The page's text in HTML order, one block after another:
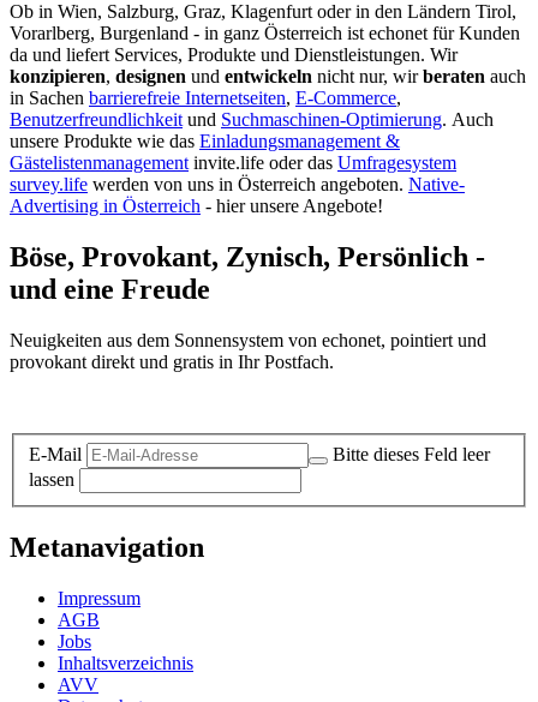
Ob in Wien, Salzburg, Graz, Klagenfurt oder in den Ländern Tirol,
Vorarlberg, Burgenland - in ganz Österreich ist echonet für Kunden
da und liefert Services, Produkte und Dienstleistungen. Wir
konzipieren, designen und entwickeln nicht nur, wirberaten auch
in Sachen barrierefreie Internetseiten, E-Commerce,
Benutzerfreundlichkeit und Suchmaschinen-Optimierung. Auch
unsere Produkte wie das Einladungsmanagement &
Gästelistenmanagement invite.life oder das Umfragesystem
survey.life werden von uns in Österreich angeboten. Native-
Advertising in Österreich - hier unsere Angebote!
Böse, Provokant, Zynisch, Persönlich -
und eine Freude
Neuigkeiten aus dem Sonnensystem von echonet, pointiert und
provokant direkt und gratis in Ihr Postfach.
E-Mail
Bitte dieses Feld leer
lassen
Metanavigation
Impressum
AGB
Jobs
Inhaltsverzeichnis
AVV